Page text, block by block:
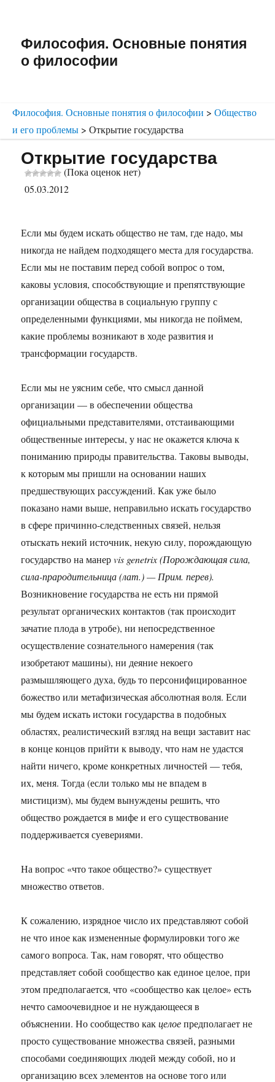
Философия. Основные понятия
о философии
Философия. Основные понятия о философии > Общество
и его проблемы > Открытие государства
Открытие государства
(Пока оценок нет)
05.03.2012
Если мы будем искать общество не там, где надо, мы
никогда не найдем подходящего места для государства.
Если мы не поставим перед собой вопрос о том,
каковы условия, способствующие и препятствующие
организации общества в социальную группу с
определенными функциями, мы никогда не поймем,
какие проблемы возникают в ходе развития и
трансформации государств.
Если мы не уясним себе, что смысл данной
организации — в обеспечении общества
официальными представителями, отстаивающими
общественные интересы, у нас не окажется ключа к
пониманию природы правительства. Таковы выводы,
к которым мы пришли на основании наших
предшествующих рассуждений. Как уже было
показано нами выше, неправильно искать государство
в сфере причинно-следственных связей, нельзя
отыскать некий источник, некую силу, порождающую
государство на манерvis genetrix (Порождающая сила,
сила-прародительница (лат.) — Прим. перев).
Возникновение государства не есть ни прямой
результат органических контактов (так происходит
зачатие плода в утробе), ни непосредственное
осуществление сознательного намерения (так
изобретают машины), ни деяние некоего
размышляющего духа, будь то персонифицированное
божество или метафизическая абсолютная воля. Если
мы будем искать истоки государства в подобных
областях, реалистический взгляд на вещи заставит нас
в конце концов прийти к выводу, что нам не удастся
найти ничего, кроме конкретных личностей — тебя,
их, меня. Тогда (если только мы не впадем в
мистицизм), мы будем вынуждены решить, что
общество рождается в мифе и его существование
поддерживается суевериями.
На вопрос «что такое общество?» существует
множество ответов.
К сожалению, изрядное число их представляют собой
не что иное как измененные формулировки того же
самого вопроса. Так, нам говорят, что общество
представляет собой сообщество как единое целое, при
этом предполагается, что «сообщество как целое» есть
нечто самоочевидное и не нуждающееся в
объяснении. Но сообщество какцелоепредполагает не
просто существование множества связей, разными
способами соединяющих людей между собой, но и
организацию всех элементов на основе того или